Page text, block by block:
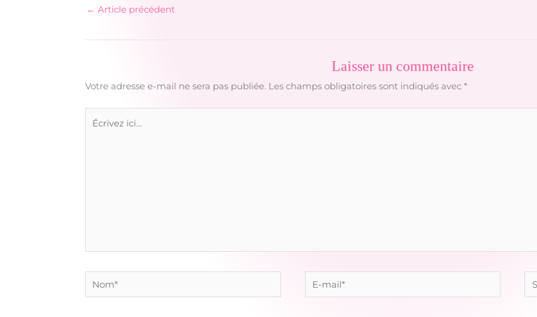
← Article précédent
Laisser un commentaire
Votre adresse e-mail ne sera pas publiée. Les champs obligatoires sont indiqués avec *
Nom*
E-
mail*